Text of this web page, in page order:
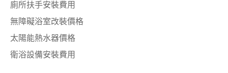
廁所扶手安裝費用
無障礙浴室改裝價格
太陽能熱水器價格
衛浴設備安裝費用